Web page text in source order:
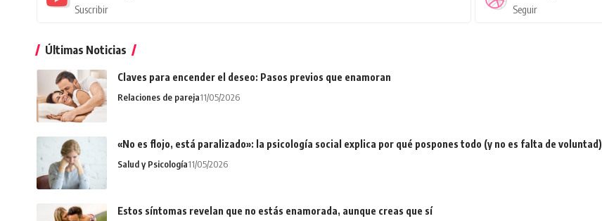
Suscribir Seguir
Últimas Noticias
Claves para encender el deseo: Pasos previos que enamoran
Relaciones de pareja11/05/2026
«No es flojo, está paralizado»: la psicología social explica por qué pospones todo (y no es falta de voluntad)
Salud y Psicología11/05/2026
Estos síntomas revelan que no estás enamorada, aunque creas que sí